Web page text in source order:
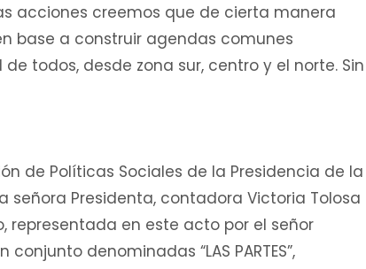
acciones creemos que de cierta manera
base a construir agendas comunes
todos, desde zona sur, centro y el norte. Sin
de Políticas Sociales de la Presidencia de la
señora Presidenta, contadora Victoria Tolosa
representada en este acto por el señor
denominadas “LAS PARTES”,